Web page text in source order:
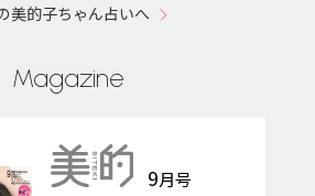
美的子ちゃん占いへ
Magazine
9月号